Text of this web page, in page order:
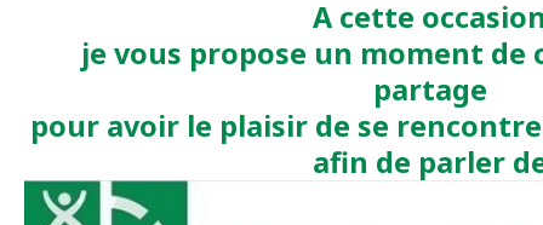
A cette
je vous propose un moment de
partage
pour avoir le plaisir de se
afin de parler